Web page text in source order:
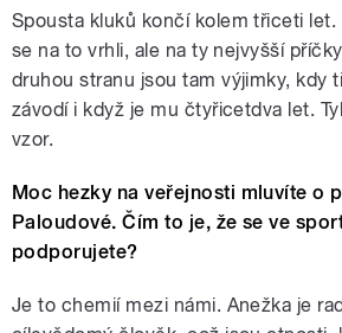
Spousta kluků končí kolem třiceti let.
se na to vrhli, ale na ty nejvyšší
druhou stranu jsou tam výjimky, kdy
závodí i když je mu čtyřicetdva let.
vzor.
Moc hezky na veřejnosti mluvíte o
Paloudové. Čím to je, že se ve
podporujete?
Je to chemií mezi námi. Anežka je